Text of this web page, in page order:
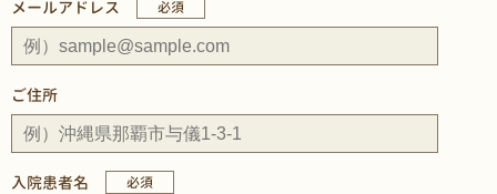
メールアドレス 必須
ご住所
入院患者名 必須